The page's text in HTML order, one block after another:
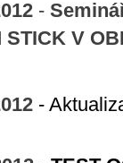
-
STICK V
-